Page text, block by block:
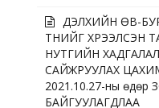
ДЭЛХИЙН ӨВ-
ТҮҮНИЙГ ХҮРЭЭЛСЭН
НУТГИЙН
САЙЖРУУЛАХ
2021.10.27-ны өдөр
БАЙГУУЛАГДЛАА